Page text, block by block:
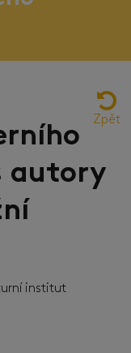
Zpět
autory
institut